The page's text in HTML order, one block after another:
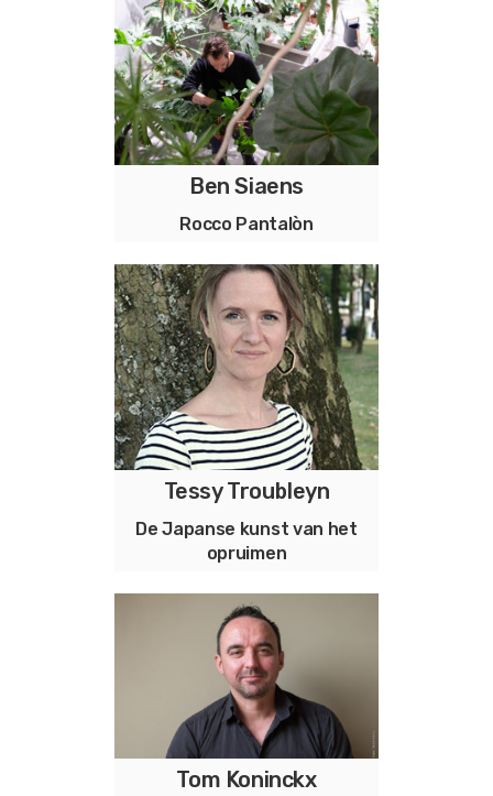
koken is ons huismerk, met
kleine CO2 voetafdruk
selected with care. handled
with love.
Ben Siaens
Rocco Pantalòn
Ga op reis in je eigen huis
Tessy Troubleyn
De Japanse kunst van het
opruimen
Transformational Coaching &
Tom Koninckx